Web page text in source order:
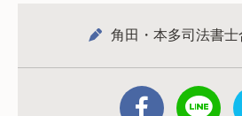
角田・本多司法書